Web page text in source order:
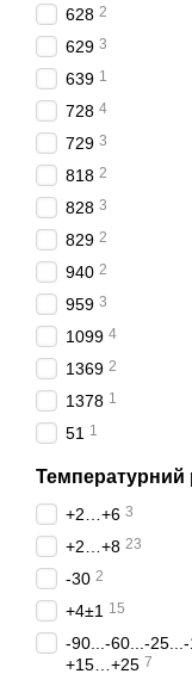
628 2
629 3
639 1
728 4
729 3
818 2
828 3
829 2
940 2
959 3
1099 4
1369 2
1378 1
51 1
Температурний
+2…+6 3
+2…+8 23
-30 2
+4±1 15
-90...-60...-
+15…+25 7